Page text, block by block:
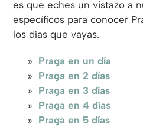
es que eches un vistazo a
específicos para conocer
los días que vayas.
Praga en un día
Praga en 2 días
Praga en 3 días
Praga en 4 días
Praga en 5 días